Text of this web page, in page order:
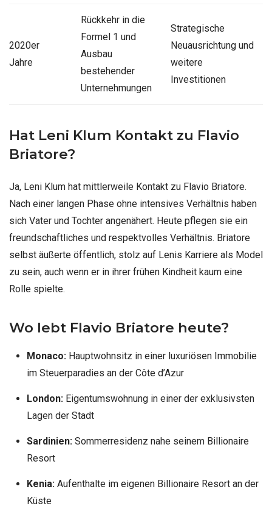
2020er
Jahre
Rückkehr in die
Formel 1 und
Ausbau
bestehender
Unternehmungen
Strategische
Neuausrichtung und
weitere
Investitionen
Hat Leni Klum Kontakt zu Flavio
Briatore?
Ja, Leni Klum hat mittlerweile Kontakt zu Flavio Briatore.
Nach einer langen Phase ohne intensives Verhältnis haben
sich Vater und Tochter angenähert. Heute pflegen sie ein
freundschaftliches und respektvolles Verhältnis. Briatore
selbst äußerte öffentlich, stolz auf Lenis Karriere als Model
zu sein, auch wenn er in ihrer frühen Kindheit kaum eine
Rolle spielte.
Wo lebt Flavio Briatore heute?
Monaco:Hauptwohnsitz in einer luxuriösen Immobilie
im Steuerparadies an der Côte d’Azur
London:Eigentumswohnung in einer der exklusivsten
Lagen der Stadt
Sardinien:Sommerresidenz nahe seinem Billionaire
Resort
Kenia:Aufenthalte im eigenen Billionaire Resort an der
Küste